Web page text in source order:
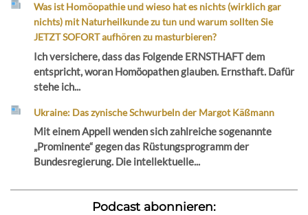
Was ist Homöopathie und wieso hat es nichts (wirklich gar
nichts) mit Naturheilkunde zu tun und warum sollten Sie
JETZT SOFORT aufhören zu masturbieren?
Ich versichere, dass das Folgende ERNSTHAFT dem
entspricht, woran Homöopathen glauben. Ernsthaft. Dafür
stehe ich...
Ukraine: Das zynische Schwurbeln der Margot Käßmann
Mit einem Appell wenden sich zahlreiche sogenannte
„Prominente“ gegen das Rüstungsprogramm der
Bundesregierung. Die intellektuelle...
Podcast abonnieren: